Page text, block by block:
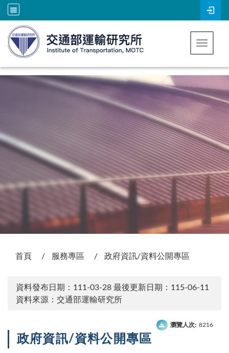
跳到主要內容
Toggle
首頁 服務專區 政府資訊/資料公開專區
資料發布日期：111-03-28 最後更新日期：115-06-11
資料來源：交通部運輸研究所
瀏覽人次: 8216
政府資訊/資料公開專區